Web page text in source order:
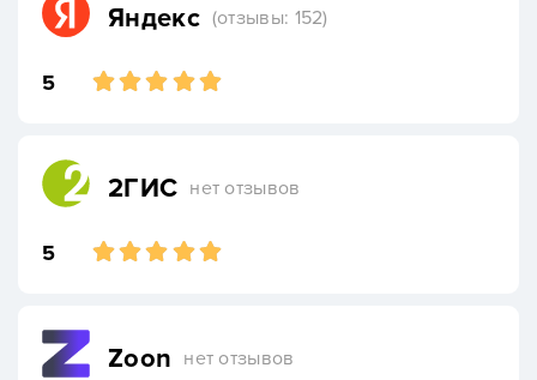
Яндекс (отзывы: 152)
5
2ГИС нет отзывов
5
Zoon нет отзывов